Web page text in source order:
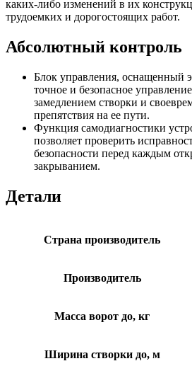
каких-либо изменений в их
трудоемких и дорогостоящих работ.
Абсолютный контроль
Блок управления, оснащенный
точное и безопасное
замедлением створки и
препятствия на ее пути.
Функция самодиагностики
позволяет проверить
безопасности перед каждым
закрыванием.
Детали
Страна производитель
Производитель
Масса ворот до, кг
Ширина створки до, м